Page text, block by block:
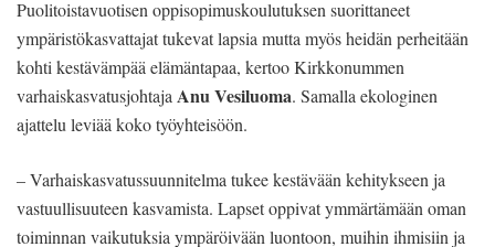
Puolitoistavuotisen oppisopimuskoulutuksen suorittaneet
ympäristökasvattajat tukevat lapsia mutta myös heidän perheitään
kohti kestävämpää elämäntapaa, kertoo Kirkkonummen
varhaiskasvatusjohtajaAnu Vesiluoma. Samalla ekologinen
ajattelu leviää koko työyhteisöön.
– Varhaiskasvatussuunnitelma tukee kestävään kehitykseen ja
vastuullisuuteen kasvamista. Lapset oppivat ymmärtämään oman
toiminnan vaikutuksia ympäröivään luontoon, muihin ihmisiin ja